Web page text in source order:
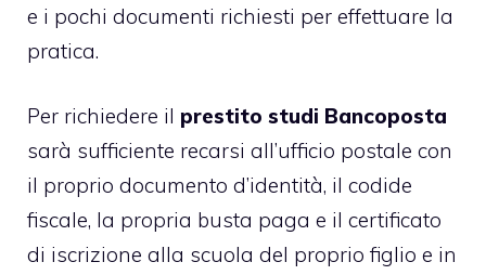
e i pochi documenti richiesti per effettuare la
pratica.
Per richiedere il prestito studi Bancoposta
sarà sufficiente recarsi all’ufficio postale con
il proprio documento d’identità, il codide
fiscale, la propria busta paga e il certificato
di iscrizione alla scuola del proprio figlio e in